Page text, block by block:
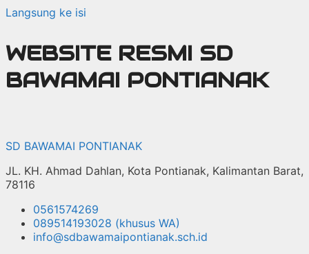
Langsung ke isi
WEBSITE RESMI SD
BAWAMAI PONTIANAK
SD BAWAMAI PONTIANAK
JL. KH. Ahmad Dahlan, Kota Pontianak, Kalimantan Barat,
78116
0561574269
089514193028 (khusus WA)
info@sdbawamaipontianak.sch.id